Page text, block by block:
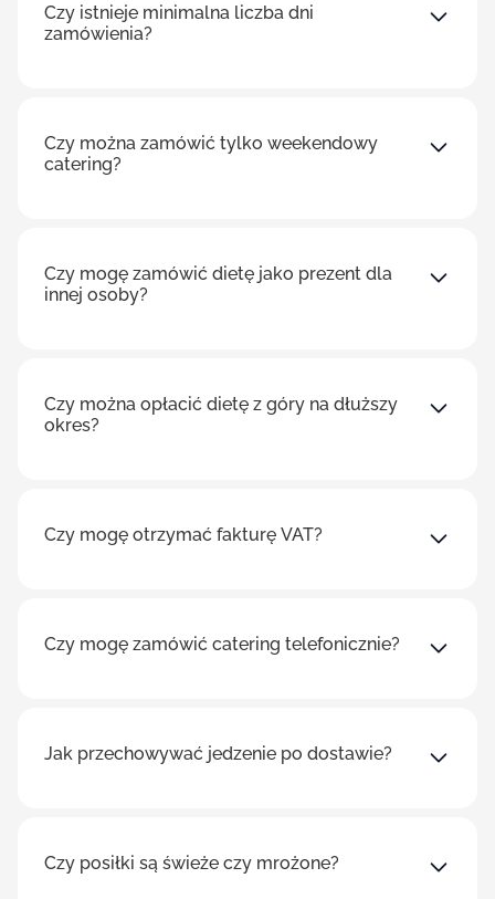
Czy istnieje minimalna liczba dni
zamówienia?
Czy można zamówić tylko weekendowy
catering?
Czy mogę zamówić dietę jako prezent dla
innej osoby?
Czy można opłacić dietę z góry na dłuższy
okres?
Czy mogę otrzymać fakturę VAT?
Czy mogę zamówić catering telefonicznie?
Jak przechowywać jedzenie po dostawie?
Czy posiłki są świeże czy mrożone?